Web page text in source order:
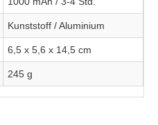
Kunststoff / Aluminium
6,5 x 5,6 x 14,5 cm
245 g